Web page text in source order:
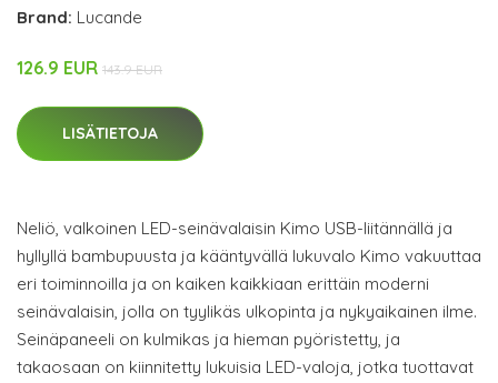
Brand: Lucande
126.9 EUR 143.9 EUR
LISÄTIETOJA
Neliö, valkoinen LED-seinävalaisin Kimo USB-liitännällä ja
hyllyllä bambupuusta ja kääntyvällä lukuvalo Kimo vakuuttaa
eri toiminnoilla ja on kaiken kaikkiaan erittäin moderni
seinävalaisin, jolla on tyylikäs ulkopinta ja nykyaikainen ilme.
Seinäpaneeli on kulmikas ja hieman pyöristetty, ja
takaosaan on kiinnitetty lukuisia LED-valoja, jotka tuottavat